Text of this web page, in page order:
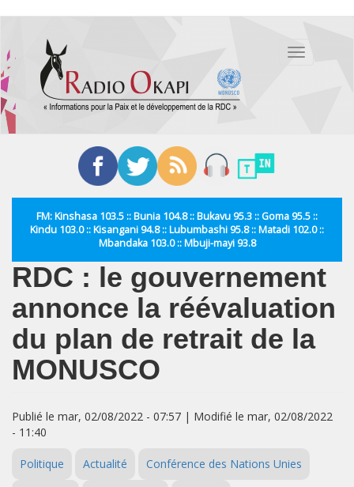
contenu
principal
Toggle
FM: Kinshasa 103.5 :: Bunia 104.8 :: Bukavu 95.3 :: Goma 95.5 ::
Kindu 103.0 :: Kisangani 94.8 :: Lubumbashi 95.8 :: Matadi 102.0 ::
Mbandaka 103.0 :: Mbuji-mayi 93.8
RDC : le gouvernement
annonce la réévaluation
du plan de retrait de la
MONUSCO
Publié le mar, 02/08/2022 - 07:57 | Modifié le mar, 02/08/2022
- 11:40
Politique Actualité Conférence des Nations Unies